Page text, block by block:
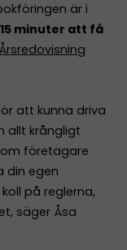
är i
minuter att få
Årsredovisning
att kunna driva
allt krångligt
företagare
din egen
på reglerna,
säger Åsa